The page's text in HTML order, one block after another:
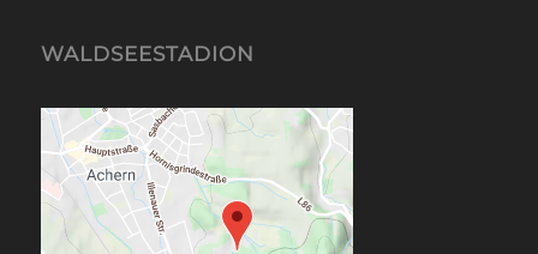
WALDSEESTADION